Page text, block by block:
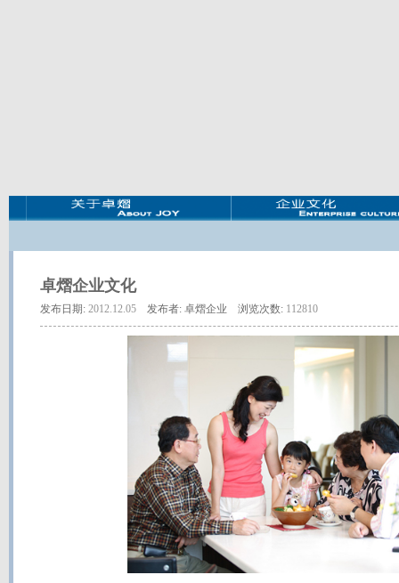
卓熠企业文化
发布日期: 2012.12.05 发布者: 卓熠企业 浏览次数: 112810